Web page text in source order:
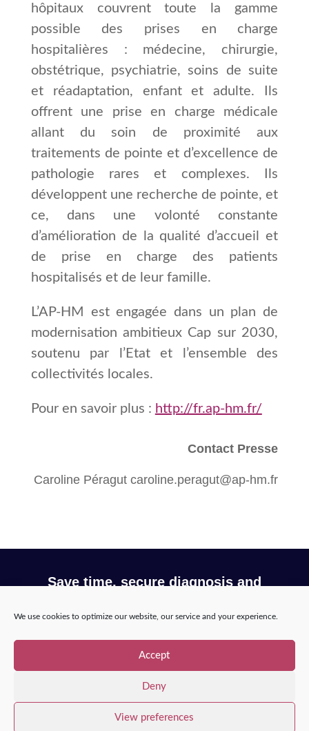
We use cookies to optimize our website, our service and your experience.
Accept
Deny
View preferences
hôpitaux couvrent toute la gamme
possible des prises en charge
hospitalières : médecine, chirurgie,
obstétrique, psychiatrie, soins de suite
et réadaptation, enfant et adulte. Ils
offrent une prise en charge médicale
allant du soin de proximité aux
traitements de pointe et d’excellence de
pathologie rares et complexes. Ils
développent une recherche de pointe, et
ce, dans une volonté constante
d’amélioration de la qualité d’accueil et
de prise en charge des patients
hospitalisés et de leur famille.
L’AP-HM est engagée dans un plan de
modernisation ambitieux Cap sur 2030,
soutenu par l’Etat et l’ensemble des
collectivités locales.
Pour en savoir plus : http://fr.ap-hm.fr/
Contact Presse
Caroline Péragut caroline.peragut@ap-hm.fr
Save time, secure diagnosis and
Request a demo
Copyright © 2025 – Incepto Medical™